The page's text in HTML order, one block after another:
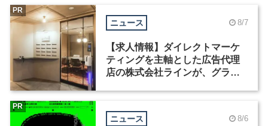
ニュース 8/7
【求人情報】ダイレクトマーケ
ティングを主軸とした広告代理
店の株式会社ラインが、グラフ
PR
ニュース 8/6
PR